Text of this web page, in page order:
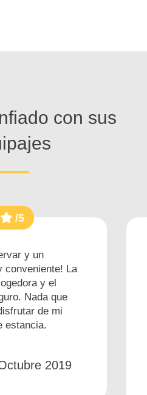
con sus
/5
y un
conveniente! La
y el
Nada que
de mi
estancia.
2019